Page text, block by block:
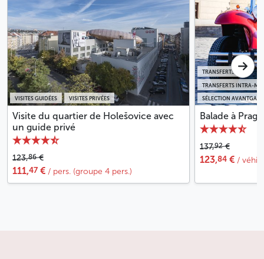
VISITES GUIDÉES VISITES PRIVÉES
Visite du quartier de Holešovice avec
un guide privé
123,86€
111,47 € / pers. (groupe 4 pers.)
SÉLECTION
TRANSFERTS INTRA-
TRANSFERTS
Balade à
137,92€
123,84 € /